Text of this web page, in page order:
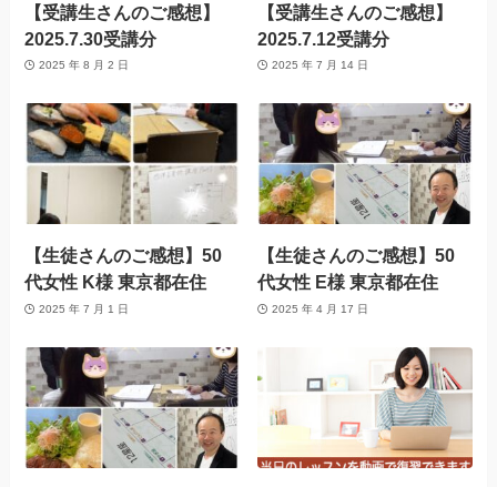
【受講生さんのご感想】
2025.7.30受講分
2025 年 8 月 2 日
【受講生さんのご感想】
2025.7.12受講分
2025 年 7 月 14 日
【生徒さんのご感想】50
代女性 K様 東京都在住
2025 年 7 月 1 日
【生徒さんのご感想】50
代女性 E様 東京都在住
2025 年 4 月 17 日